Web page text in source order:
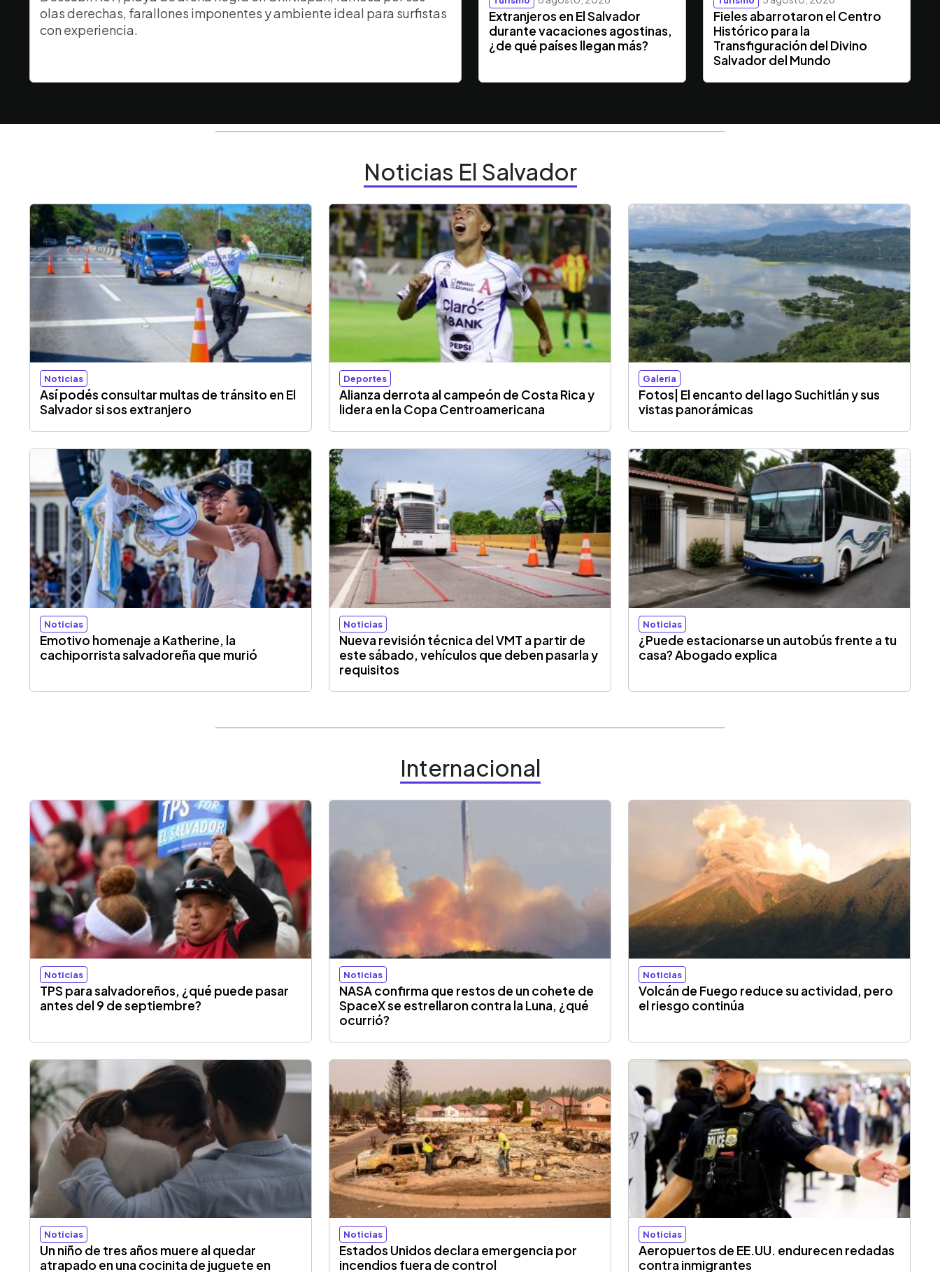
olas derechas, farallones imponentes y ambiente ideal para surfistas
con experiencia.
Extranjeros en El Salvador
durante vacaciones agostinas,
¿de qué países llegan más?
Fieles abarrotaron el Centro
Histórico para la
Transfiguración del Divino
Salvador del Mundo
Noticias El Salvador
Noticias
Así podés consultar multas de tránsito en El
Salvador si sos extranjero
Deportes
Alianza derrota al campeón de Costa Rica y
lidera en la Copa Centroamericana
Galeria
Fotos| El encanto del lago Suchitlán y sus
vistas panorámicas
Noticias
Emotivo homenaje a Katherine, la
cachiporrista salvadoreña que murió
Noticias
Nueva revisión técnica del VMT a partir de
este sábado, vehículos que deben pasarla y
requisitos
Noticias
¿Puede estacionarse un autobús frente a tu
casa? Abogado explica
Internacional
Noticias
TPS para salvadoreños, ¿qué puede pasar
antes del 9 de septiembre?
Noticias
NASA confirma que restos de un cohete de
SpaceX se estrellaron contra la Luna, ¿qué
ocurrió?
Noticias
Volcán de Fuego reduce su actividad, pero
el riesgo continúa
Noticias
Un niño de tres años muere al quedar
atrapado en una cocinita de juguete en
Noticias
Estados Unidos declara emergencia por
incendios fuera de control
Noticias
Aeropuertos de EE.UU. endurecen redadas
contra inmigrantes